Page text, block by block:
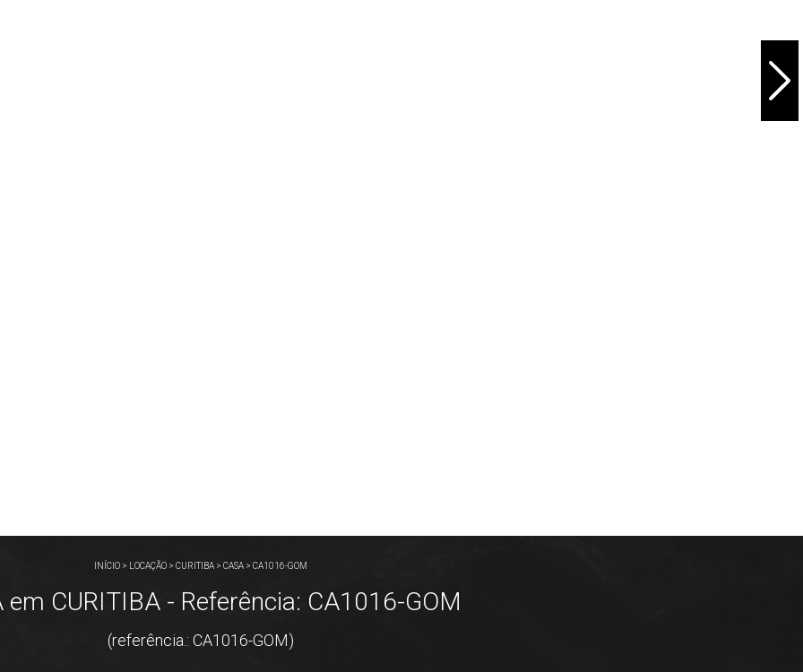
INÍCIO > LOCAÇÃO > CURITIBA > CASA > CA1016-GOM
em CURITIBA - Referência: CA1016-GOM
(referência.: CA1016-GOM)